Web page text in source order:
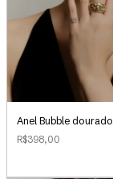
Anel Bubble dourado
R$398,00